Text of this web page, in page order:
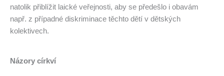
natolik přiblížit laické veřejnosti, aby se předešlo i obavám
např. z případné diskriminace těchto dětí v dětských
kolektivech.
Názory církví